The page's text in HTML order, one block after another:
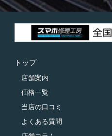
トップ
店舗案内
価格一覧
当店の口コミ
よくある質問